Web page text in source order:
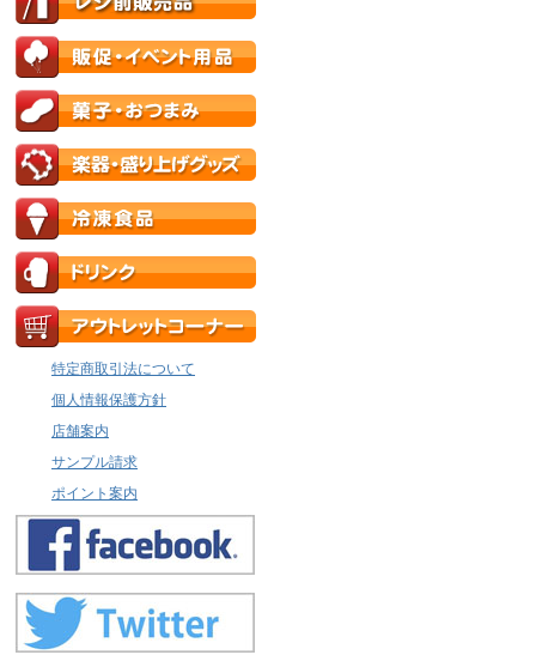
特定商取引法について
個人情報保護方針
店舗案内
サンプル請求
ポイント案内